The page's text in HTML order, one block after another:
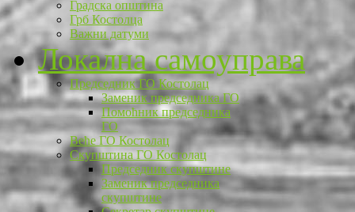
Градска општина
Грб Костолца
Важни датуми
Локална самоуправа
Председник ГО Костолац
Заменик председника ГО
Помоћник председника
ГО
Веће ГО Костолац
Скупштина ГО Костолац
Председник скупштине
Заменик председника
скупштине